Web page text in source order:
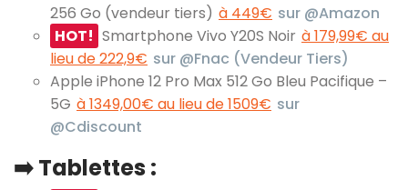
256 Go (vendeur tiers) à 449€ sur @Amazon
HOT! Smartphone Vivo Y20S Noir à 179,99€ au
lieu de 222,9€ sur @Fnac (Vendeur Tiers)
Apple iPhone 12 Pro Max 512 Go Bleu Pacifique –
5G à 1349,00€ au lieu de 1509€ sur
@Cdiscount
➡️ Tablettes :